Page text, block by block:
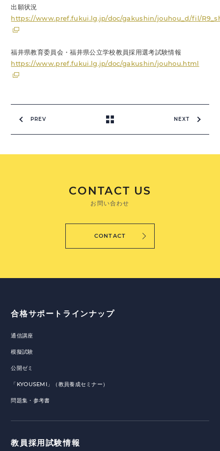
出願状況
https://www.pref.fukui.lg.jp/doc/gakushin/jouhou_d/fil/
福井県教育委員会・福井県公立学校教員採用選考試験情報
https://www.pref.fukui.lg.jp/doc/gakushin/jouhou.html
PREV NEXT
CONTACT US
お問い合わせ
CONTACT
合格サポートラインナップ
通信講座
模擬試験
公開ゼミ
「KYOUSEMI」（教員養成セミナー）
問題集・参考書
教員採用試験情報